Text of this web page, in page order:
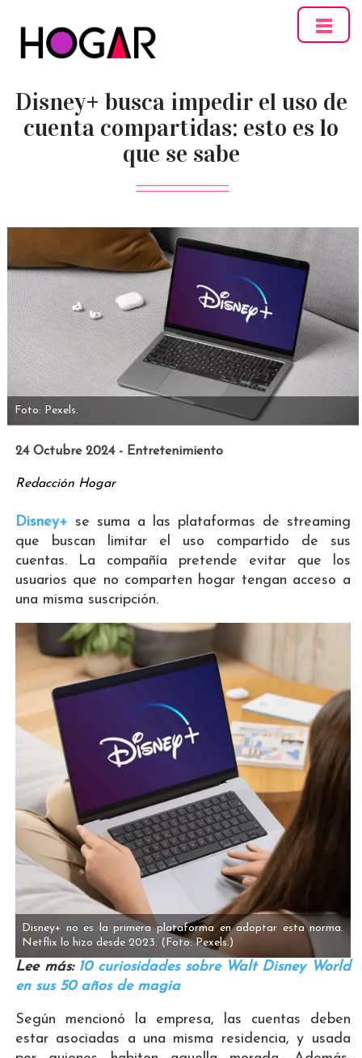
Disney+ busca impedir el uso de
cuenta compartidas: esto es lo
que se sabe
Foto: Pexels.
24 Octubre 2024 - Entretenimiento
Redacción Hogar
Disney+ se suma a las plataformas de streaming
que buscan limitar el uso compartido de sus
cuentas. La compañía pretende evitar que los
usuarios que no comparten hogar tengan acceso a
una misma suscripción.
Disney+ no es la primera plataforma en adoptar esta norma.
Netflix lo hizo desde 2023. (Foto: Pexels.)
Lee más: 10 curiosidades sobre Walt Disney World
en sus 50 años de magia
Según mencionó la empresa, las cuentas deben
estar asociadas a una misma residencia, y usada